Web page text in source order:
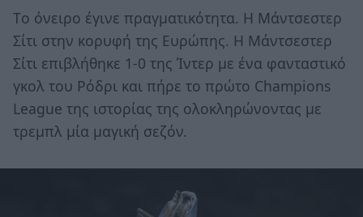
Tο όνειρο έγινε πραγματικότητα. Η Μάντσεστερ
Σίτι στην κορυφή της Ευρώπης. Η Μάντσεστερ
Σίτι επιβλήθηκε 1-0 της Ίντερ με ένα φανταστικό
γκολ του Ρόδρι και πήρε το πρώτο Champions
League της ιστορίας της ολοκληρώνοντας με
τρεμπλ μία μαγική σεζόν.